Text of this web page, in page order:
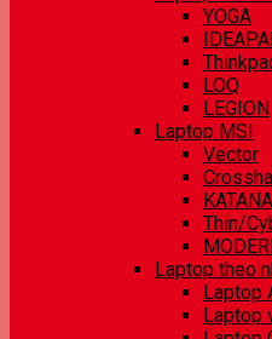
YOGA
LOQ
LEGION
Laptop MSI
Vector
KATANA
Thin/
Laptop theo
Laptop
Laptop